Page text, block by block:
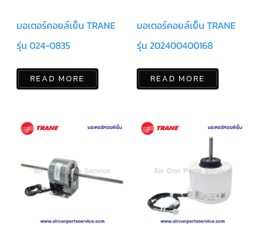
เครื่อง
มือ
แอร์
อะไหล่
แอร์
DAIKIN
เรา
บริการ
ติด
ตั้ง
ข่าวสาร
มอเตอร์คอยล์เย็น TRANE
รุ่น 024-0835
READ MORE
มอเตอร์คอยล์เย็น TRANE
รุ่น 202400400168
READ MORE